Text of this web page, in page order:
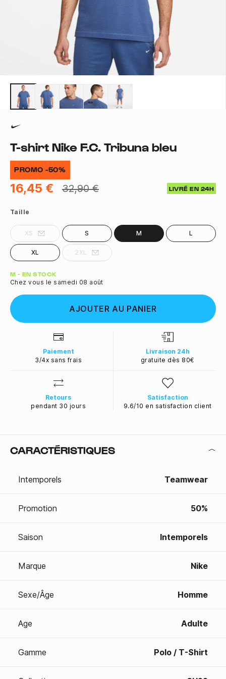
T-shirt Nike F.C. Tribuna bleu
PROMO -50%
16,45 € 32,90 € LIVRÉ EN 24H
Taille
XS S M L
XL 2XL
Quantité
M - EN STOCK
Chez vous le samedi 08 août
AJOUTER AU PANIER
Paiement
3/4x sans frais
Livraison 24h
gratuite dès 80€
Retours
pendant 30 jours
Satisfaction
9.6/10 en satisfaction client
CARACTÉRISTIQUES
Intemporels Teamwear
Promotion 50%
Saison Intemporels
Marque Nike
Sexe/Âge Homme
Age Adulte
Gamme Polo / T-Shirt